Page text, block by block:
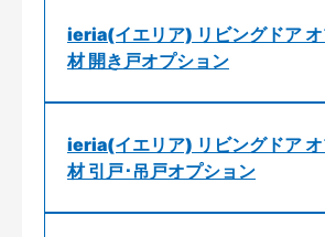
ieria(イエリア) リビングドア
材 開き戸オプション
ieria(イエリア) リビングドア
材 引戸･吊戸オプション